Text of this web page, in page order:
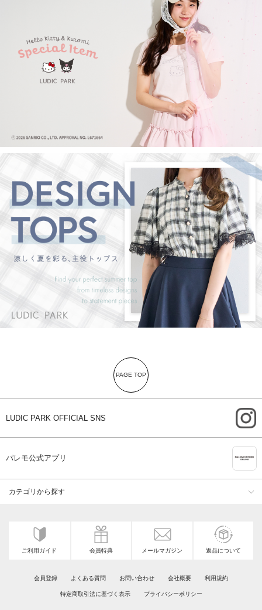
PAGE TOP
LUDIC PARK OFFICIAL SNS
パレモ公式アプリ
カテゴリから探す
ご利用ガイド 会員特典 メールマガジン 返品について
会員登録 よくある質問 お問い合わせ 会社概要 利用規約
特定商取引法に基づく表示 プライバシーポリシー